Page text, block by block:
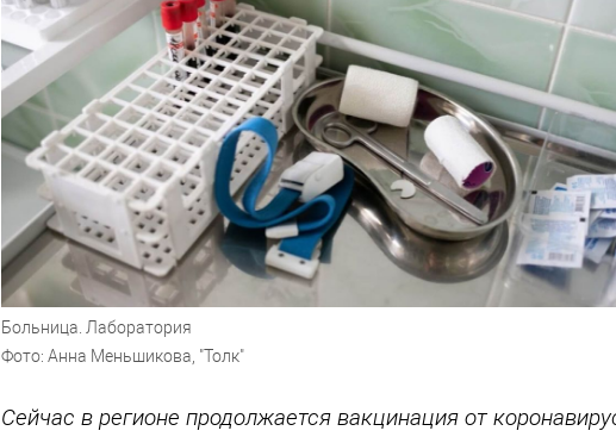
Больница. Лаборатория
Фото: Анна Меньшикова, "Толк"
Сейчас в регионе продолжается вакцинация от